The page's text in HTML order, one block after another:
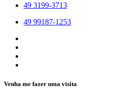
49 3199-3713
49 99187-1253
Venha me fazer uma visita